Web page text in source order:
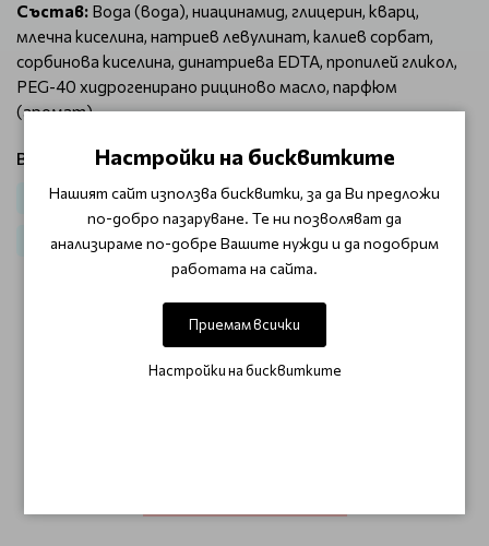
Състав: Вода (вода), ниацинамид, глицерин, кварц,
млечна киселина, натриев левулинат, калиев сорбат,
сорбинова киселина, динатриева EDTA, пропилей гликол,
PEG-40 хидрогенирано рициново масло, парфюм
(аромат).
Виж продукти от категория:
Лице Почистващи продукти За мазна и акнеична кожа
За Козметици
ОТЗИВИ (0)
Този продукт няма отзиви.
Настройки на бисквитките
Нашият сайт използва бисквитки, за да Ви предложи
по-добро пазаруване. Те ни позволяват да
анализираме по-добре Вашите нужди и да подобрим
работата на сайта.
Приемам всички
Настройки на бисквитките